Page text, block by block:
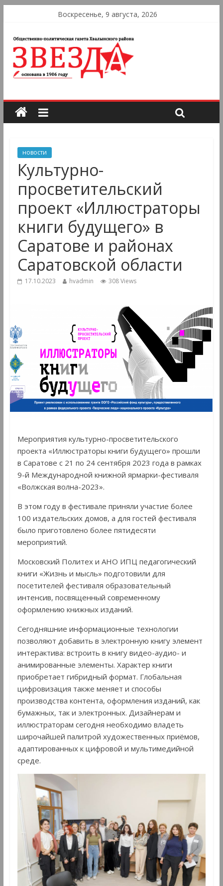
Воскресенье, 9 августа, 2026
новости
Культурно-
просветительский
проект «Иллюстраторы
книги будущего» в
Саратове и районах
Саратовской области
17.10.2023 hvadmin 308 Views
Мероприятия культурно-просветительского
проекта «Иллюстраторы книги будущего» прошли
в Саратове с 21 по 24 сентября 2023 года в рамках
9-й Международной книжной ярмарки-фестиваля
«Волжская волна-2023».
В этом году в фестивале приняли участие более
100 издательских домов, а для гостей фестиваля
было приготовлено более пятидесяти
мероприятий.
Московский Политех и АНО ИПЦ педагогический
книги «Жизнь и мысль» подготовили для
посетителей фестиваля образовательный
интенсив, посвященный современному
оформлению книжных изданий.
Сегодняшние информационные технологии
позволяют добавить в электронную книгу элемент
интерактива: встроить в книгу видео-аудио- и
анимированные элементы. Характер книги
приобретает гибридный формат. Глобальная
цифровизация также меняет и способы
производства контента, оформления изданий, как
бумажных, так и электронных. Дизайнерам и
иллюстраторам сегодня необходимо владеть
широчайшей палитрой художественных приёмов,
адаптированных к цифровой и мультимедийной
среде.